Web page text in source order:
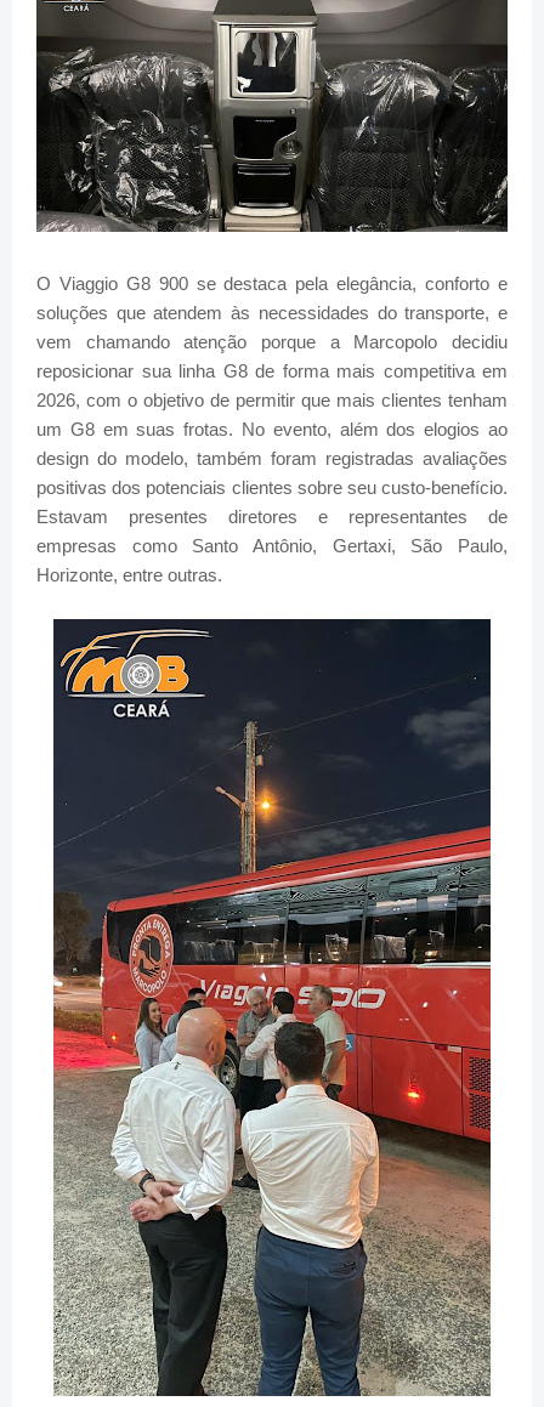
O Viaggio G8 900 se destaca pela elegância, conforto e
soluções que atendem às necessidades do transporte, e
vem chamando atenção porque a Marcopolo decidiu
reposicionar sua linha G8 de forma mais competitiva em
2026, com o objetivo de permitir que mais clientes tenham
um G8 em suas frotas. No evento, além dos elogios ao
design do modelo, também foram registradas avaliações
positivas dos potenciais clientes sobre seu custo-benefício.
Estavam presentes diretores e representantes de
empresas como Santo Antônio, Gertaxi, São Paulo,
Horizonte, entre outras.